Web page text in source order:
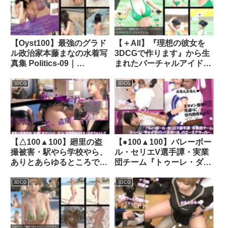
横バック｜d_384363│
Libido-Labo
作りとのことで電源
OFF（のはず）のカメラが
4台、ローアングルから彼
女のスカート内を覗き込む
ように設置されてい
る:PV07_ヒョウ「豹」柄
フルバックパンティで扇風
【Oyst100】最強のグラド
ル政治家本藤まなの水着写
真集 Politics-09｜
【＋All】『理想の彼女を
3DCGで作ります』から生
まれたバーチャルアイドル
ぐり）」のアスリート風写
真集:Athlete _06｜
d_293123│ Libido-Labo
3DCG
【△100▲100】廻里の盗
撮被害・駅やら学校やら、
ありとあらゆるところでス
ヌけるパンチラ動画として
ネット上の卑猥な動画サイ
トで販売されている件（盗
撮に気付くシリーズ16:盗
撮撲滅ポスターのモデルと
3DCG
【●100▲100】バレーボー
ル・セリエV選手譚・実業
団チーム『トゥーレ・ダイ
ースアタッカー、一ノ瀬廻
里に肉体関係を迫る御手洗
保守会長の狼藉セクハラ強
●の様子（06:大開脚）｜
d_488069│ Libido-Labo
3DCG 3DCG